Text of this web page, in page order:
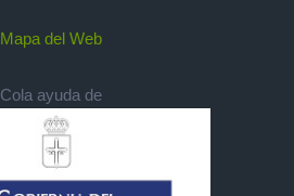
Mapa del Web
Cola ayuda de